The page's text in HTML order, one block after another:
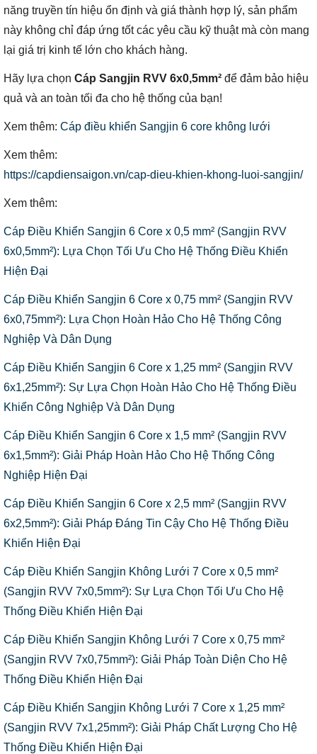
năng truyền tín hiệu ổn định và giá thành hợp lý, sản phẩm
này không chỉ đáp ứng tốt các yêu cầu kỹ thuật mà còn mang
lại giá trị kinh tế lớn cho khách hàng.
Hãy lựa chọn Cáp Sangjin RVV 6x0,5mm² để đảm bảo hiệu
quả và an toàn tối đa cho hệ thống của bạn!
Xem thêm: Cáp điều khiển Sangjin 6 core không lưới
Xem thêm:
https://capdiensaigon.vn/cap-dieu-khien-khong-luoi-sangjin/
Xem thêm:
Cáp Điều Khiển Sangjin 6 Core x 0,5 mm² (Sangjin RVV
6x0,5mm²): Lựa Chọn Tối Ưu Cho Hệ Thống Điều Khiển
Hiện Đại
Cáp Điều Khiển Sangjin 6 Core x 0,75 mm² (Sangjin RVV
6x0,75mm²): Lựa Chọn Hoàn Hảo Cho Hệ Thống Công
Nghiệp Và Dân Dụng
Cáp Điều Khiển Sangjin 6 Core x 1,25 mm² (Sangjin RVV
6x1,25mm²): Sự Lựa Chọn Hoàn Hảo Cho Hệ Thống Điều
Khiển Công Nghiệp Và Dân Dụng
Cáp Điều Khiển Sangjin 6 Core x 1,5 mm² (Sangjin RVV
6x1,5mm²): Giải Pháp Hoàn Hảo Cho Hệ Thống Công
Nghiệp Hiện Đại
Cáp Điều Khiển Sangjin 6 Core x 2,5 mm² (Sangjin RVV
6x2,5mm²): Giải Pháp Đáng Tin Cậy Cho Hệ Thống Điều
Khiển Hiện Đại
Cáp Điều Khiển Sangjin Không Lưới 7 Core x 0,5 mm²
(Sangjin RVV 7x0,5mm²): Sự Lựa Chọn Tối Ưu Cho Hệ
Thống Điều Khiển Hiện Đại
Cáp Điều Khiển Sangjin Không Lưới 7 Core x 0,75 mm²
(Sangjin RVV 7x0,75mm²): Giải Pháp Toàn Diện Cho Hệ
Thống Điều Khiển Hiện Đại
Cáp Điều Khiển Sangjin Không Lưới 7 Core x 1,25 mm²
(Sangjin RVV 7x1,25mm²): Giải Pháp Chất Lượng Cho Hệ
Thống Điều Khiển Hiện Đại